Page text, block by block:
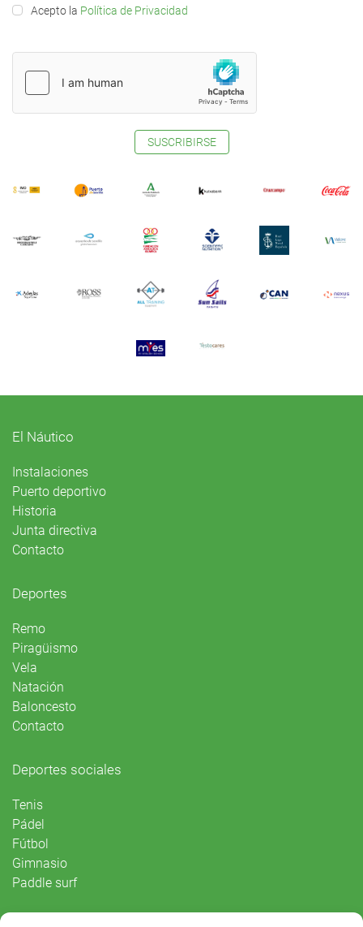
Acepto la Política de Privacidad
SUSCRIBIRSE
El Náutico
Instalaciones
Puerto deportivo
Historia
Junta directiva
Contacto
Deportes
Remo
Piragüismo
Vela
Natación
Baloncesto
Contacto
Deportes sociales
Tenis
Pádel
Fútbol
Gimnasio
Paddle surf